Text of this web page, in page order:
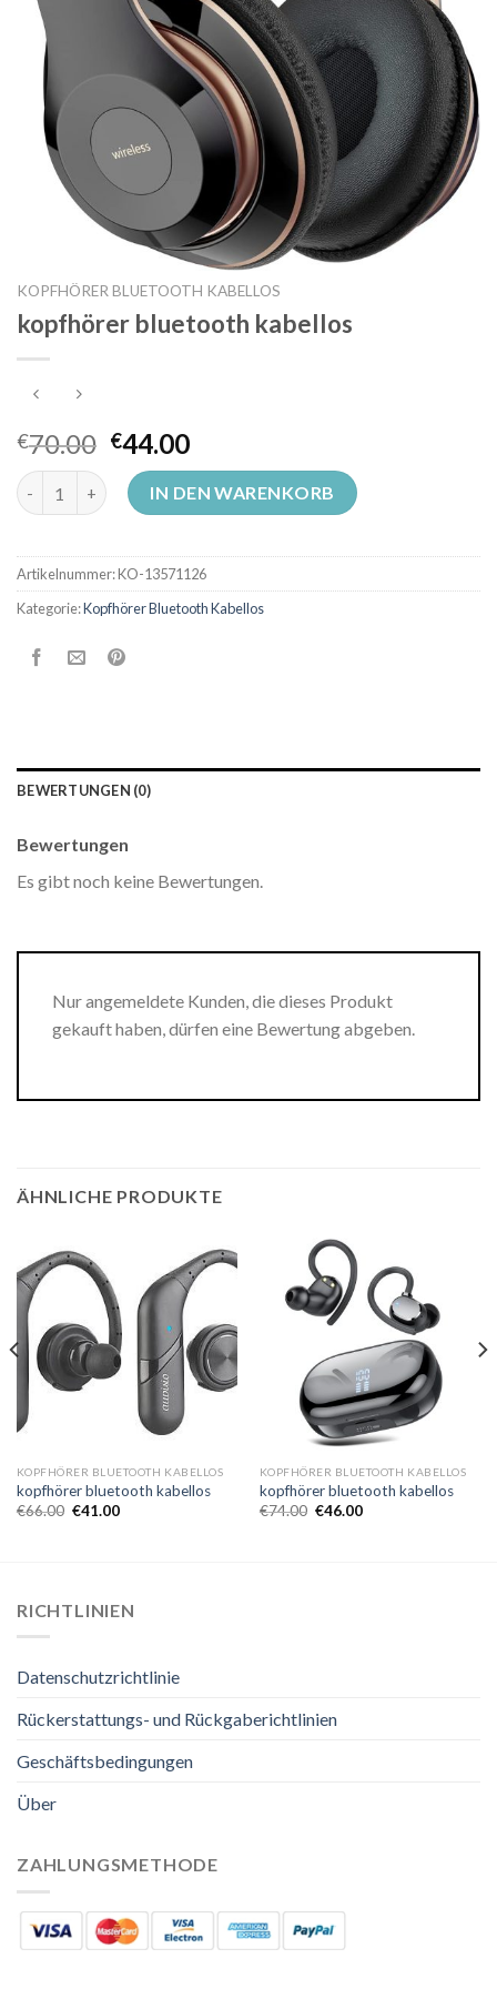
KOPFHÖRER BLUETOOTH KABELLOS
kopfhörer bluetooth kabellos
€70.00 €44.00
kopfhörer bluetooth kabellos Menge
IN DEN WARENKORB
Artikelnummer:KO-13571126
Kategorie:Kopfhörer Bluetooth Kabellos
BEWERTUNGEN (0)
Bewertungen
Es gibt noch keine Bewertungen.
Nur angemeldete Kunden, die dieses Produkt
gekauft haben, dürfen eine Bewertung abgeben.
ÄHNLICHE PRODUKTE
KOPFHÖRER BLUETOOTH KABELLOS
kopfhörer bluetooth kabellos
€66.00 €41.00
KOPFHÖRER BLUETOOTH KABELLOS
kopfhörer bluetooth kabellos
€74.00 €46.00
RICHTLINIEN
Datenschutzrichtlinie
Rückerstattungs- und Rückgaberichtlinien
Geschäftsbedingungen
Über
ZAHLUNGSMETHODE